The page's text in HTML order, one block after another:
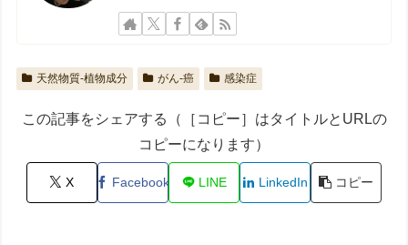
天然物質-植物成分 がん-癌 感染症
この記事をシェアする（［コピー］はタイトルとURLの
コピーになります）
X Facebook LINE LinkedIn コピー